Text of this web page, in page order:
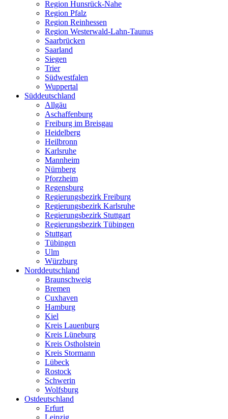
Region Hunsrück-Nahe
Region Pfalz
Region Reinhessen
Region Westerwald-Lahn-Taunus
Saarbrücken
Saarland
Siegen
Trier
Südwestfalen
Wuppertal
Süddeutschland
Allgäu
Aschaffenburg
Freiburg im Breisgau
Heidelberg
Heilbronn
Karlsruhe
Mannheim
Nürnberg
Pforzheim
Regensburg
Regierungsbezirk Freiburg
Regierungsbezirk Karlsruhe
Regierungsbezirk Stuttgart
Regierungsbezirk Tübingen
Stuttgart
Tübingen
Ulm
Würzburg
Norddeutschland
Braunschweig
Bremen
Cuxhaven
Hamburg
Kiel
Kreis Lauenburg
Kreis Lüneburg
Kreis Ostholstein
Kreis Stormann
Lübeck
Rostock
Schwerin
Wolfsburg
Ostdeutschland
Erfurt
Leipzig